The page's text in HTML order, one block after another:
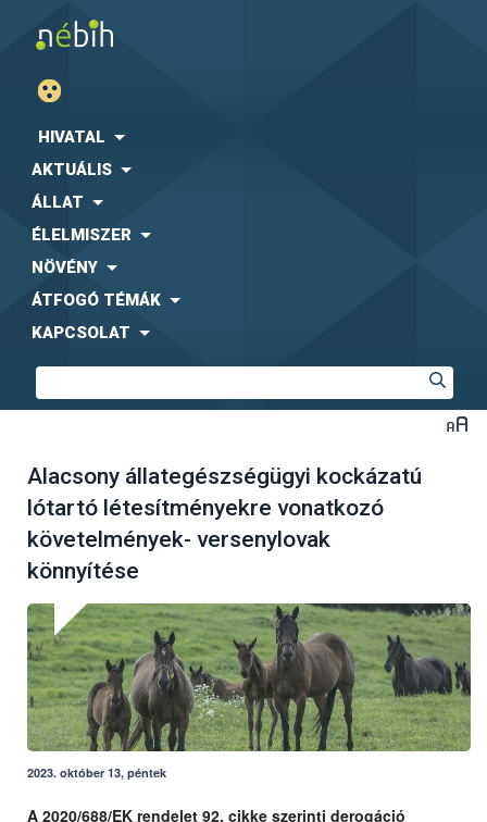
HIVATAL
AKTUÁLIS
ÁLLAT
ÉLELMISZER
NÖVÉNY
ÁTFOGÓ TÉMÁK
KAPCSOLAT
Alacsony állategészségügyi kockázatú
lótartó létesítményekre vonatkozó
követelmények- versenylovak
könnyítése
2023. október 13, péntek
A 2020/688/EK rendelet 92. cikke szerinti derogáció